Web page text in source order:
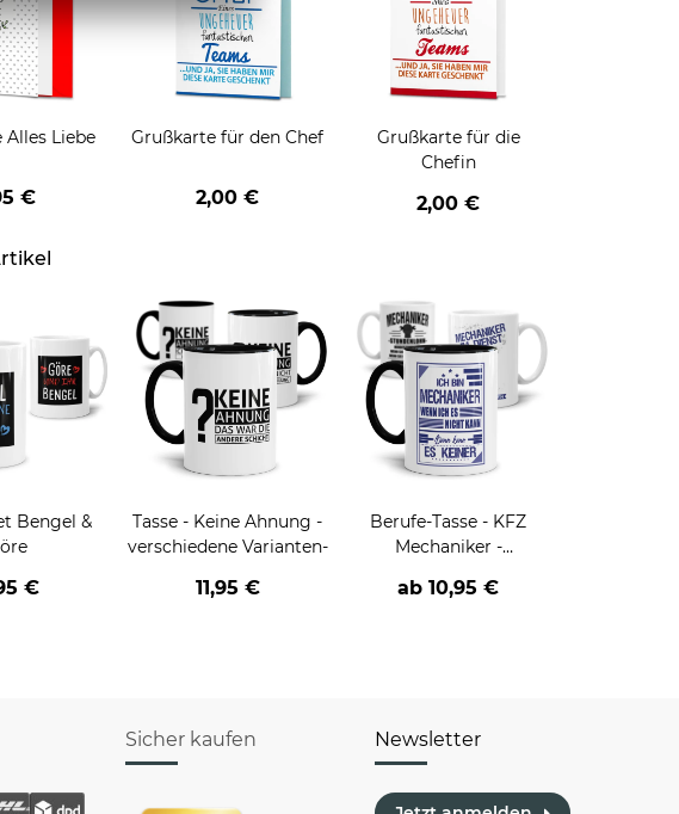
Liebe
€
Grußkarte für den Chef
2,00 €
Grußkarte für die
Chefin
2,00 €
Bengel &
€
Tasse - Keine Ahnung -
verschiedene Varianten-
11,95 €
Berufe-Tasse - KFZ
Mechaniker -
ab10,95 €
Sicher kaufen Newsletter